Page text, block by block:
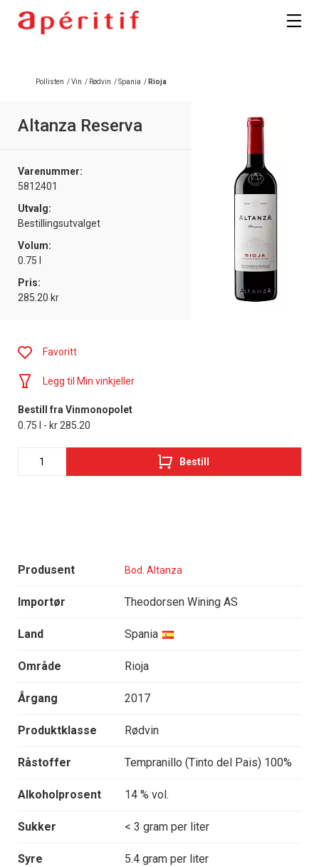
Pollisten /Vin / Rødvin /Spania / Rioja
Altanza Reserva
Varenummer:
5812401
Utvalg:
Bestillingsutvalget
Volum:
0.75 l
Pris:
285.20 kr
Produsent Bod. Altanza
Importør Theodorsen Wining AS
Land Spania
Område Rioja
Årgang 2017
Produktklasse Rødvin
Råstoffer Tempranillo (Tinto del Pais) 100%
Alkoholprosent 14 % vol.
Sukker < 3 gram per liter
Syre 5.4 gram per liter
Favoritt
Legg til Min vinkjeller
Bestill fra Vinmonopolet
0.75 l - kr 285.20
Bestill